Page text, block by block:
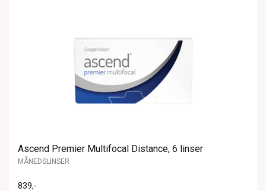
Ascend Premier Multifocal Distance, 6 linser
MÅNEDSLINSER
839,-